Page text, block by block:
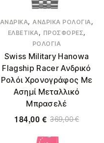
ΑΝΔΡΙΚΆ, ΑΝΔΡΙΚΆ ΡΟΛΌΓΙΑ ,
ΕΛΒΕΤΙΚΆ , ΠΡΟΣΦΟΡΈΣ,
ΡΟΛΌΓΙΑ
Swiss Military Hanowa
Flagship Racer Ανδρικό
Ρολόι Χρονογράφος Με
Ασημί Μεταλλικό
Μπρασελέ
369,00€
184,00 €